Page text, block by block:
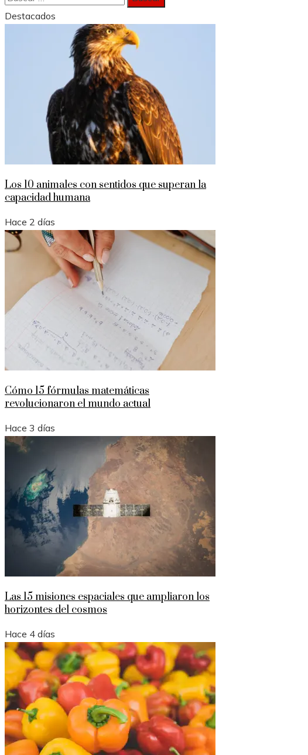
Destacados
Los 10 animales con sentidos que superan la
capacidad humana
Hace 2 días
Cómo 15 fórmulas matemáticas
revolucionaron el mundo actual
Hace 3 días
Las 15 misiones espaciales que ampliaron los
horizontes del cosmos
Hace 4 días